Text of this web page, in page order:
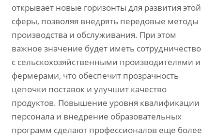
открывает новые горизонты для развития этой
сферы, позволяя внедрять передовые методы
производства и обслуживания. При этом
важное значение будет иметь сотрудничество
с сельскохозяйственными производителями и
фермерами, что обеспечит прозрачность
цепочки поставок и улучшит качество
продуктов. Повышение уровня квалификации
персонала и внедрение образовательных
программ сделают профессионалов еще более